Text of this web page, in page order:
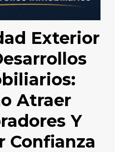
Exterior
Atraer
Y
Confianza